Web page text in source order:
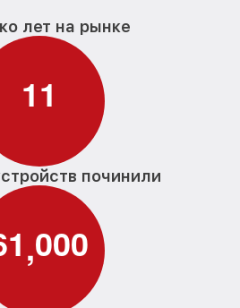
лет на рынке
11
починили
1,000